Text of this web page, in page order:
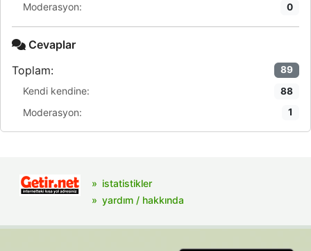
Moderasyon: 0
Cevaplar
Toplam:
89
Kendi kendine: 88
Moderasyon: 1
istatistikler
yardım / hakkında